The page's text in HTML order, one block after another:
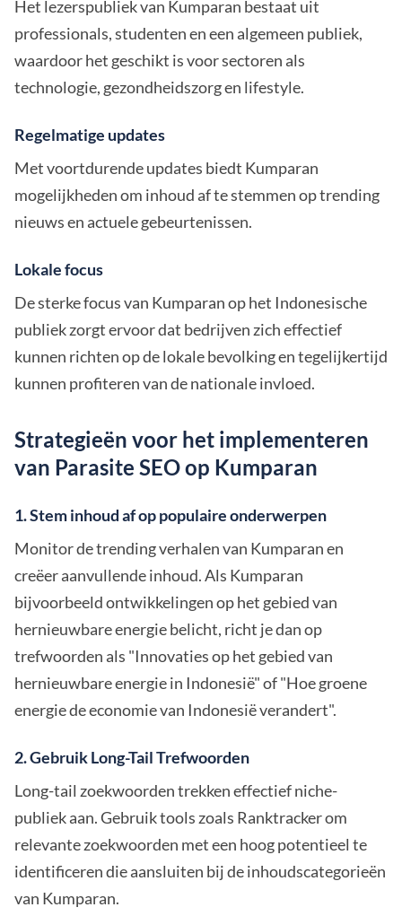
Het lezerspubliek van Kumparan bestaat uit
professionals, studenten en een algemeen publiek,
waardoor het geschikt is voor sectoren als
technologie, gezondheidszorg en lifestyle.
Regelmatige updates
Met voortdurende updates biedt Kumparan
mogelijkheden om inhoud af te stemmen op trending
nieuws en actuele gebeurtenissen.
Lokale focus
De sterke focus van Kumparan op het Indonesische
publiek zorgt ervoor dat bedrijven zich effectief
kunnen richten op de lokale bevolking en tegelijkertijd
kunnen profiteren van de nationale invloed.
Strategieën voor het implementeren
van Parasite SEO op Kumparan
1. Stem inhoud af op populaire onderwerpen
Monitor de trending verhalen van Kumparan en
creëer aanvullende inhoud. Als Kumparan
bijvoorbeeld ontwikkelingen op het gebied van
hernieuwbare energie belicht, richt je dan op
trefwoorden als "Innovaties op het gebied van
hernieuwbare energie in Indonesië" of "Hoe groene
energie de economie van Indonesië verandert".
2. Gebruik Long-Tail Trefwoorden
Long-tail zoekwoorden trekken effectief niche-
publiek aan. Gebruik tools zoals Ranktracker om
relevante zoekwoorden met een hoog potentieel te
identificeren die aansluiten bij de inhoudscategorieën
van Kumparan.